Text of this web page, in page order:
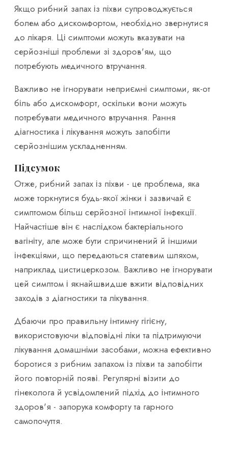
Якщо рибний запах із піхви супроводжується
болем або дискомфортом, необхідно звернутися
до лікаря. Ці симптоми можуть вказувати на
серйозніші проблеми зі здоров'ям, що
потребують медичного втручання.
Важливо не ігнорувати неприємні симптоми, як-от
біль або дискомфорт, оскільки вони можуть
потребувати медичного втручання. Рання
діагностика і лікування можуть запобігти
серйознішим ускладненням.
Підсумок
Отже, рибний запах із піхви - це проблема, яка
може торкнутися будь-якої жінки і зазвичай є
симптомом більш серйозної інтимної інфекції.
Найчастіше він є наслідком бактеріального
вагініту, але може бути спричинений й іншими
інфекціями, що передаються статевим шляхом,
наприклад цистицеркозом. Важливо не ігнорувати
цей симптом і якнайшвидше вжити відповідних
заходів з діагностики та лікування.
Дбаючи про правильну інтимну гігієну,
використовуючи відповідні ліки та підтримуючи
лікування домашніми засобами, можна ефективно
боротися з рибним запахом із піхви та запобігти
його повторній появі. Регулярні візити до
гінеколога й усвідомлений підхід до інтимного
здоров'я - запорука комфорту та гарного
самопочуття.